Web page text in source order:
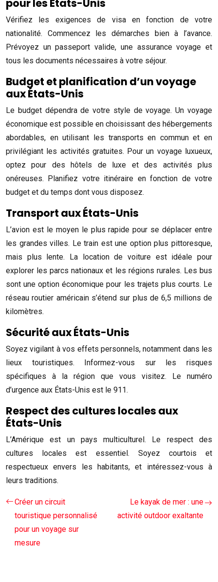
pour les États-Unis
Vérifiez les exigences de visa en fonction de votre
nationalité. Commencez les démarches bien à l’avance.
Prévoyez un passeport valide, une assurance voyage et
tous les documents nécessaires à votre séjour.
Budget et planification d’un voyage
aux États-Unis
Le budget dépendra de votre style de voyage. Un voyage
économique est possible en choisissant des hébergements
abordables, en utilisant les transports en commun et en
privilégiant les activités gratuites. Pour un voyage luxueux,
optez pour des hôtels de luxe et des activités plus
onéreuses. Planifiez votre itinéraire en fonction de votre
budget et du temps dont vous disposez.
Transport aux États-Unis
L’avion est le moyen le plus rapide pour se déplacer entre
les grandes villes. Le train est une option plus pittoresque,
mais plus lente. La location de voiture est idéale pour
explorer les parcs nationaux et les régions rurales. Les bus
sont une option économique pour les trajets plus courts. Le
réseau routier américain s’étend sur plus de 6,5 millions de
kilomètres.
Sécurité aux États-Unis
Soyez vigilant à vos effets personnels, notamment dans les
lieux touristiques. Informez-vous sur les risques
spécifiques à la région que vous visitez. Le numéro
d’urgence aux États-Unis est le 911.
Respect des cultures locales aux
États-Unis
L’Amérique est un pays multiculturel. Le respect des
cultures locales est essentiel. Soyez courtois et
respectueux envers les habitants, et intéressez-vous à
leurs traditions.
Créer un circuit
touristique personnalisé
pour un voyage sur
mesure
Le kayak de mer : une
activité outdoor exaltante